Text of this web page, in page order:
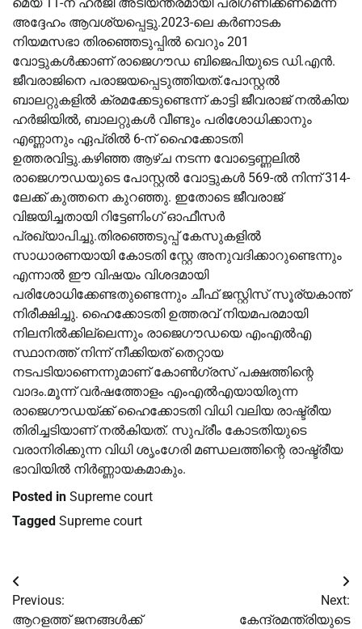
മെയ് 11-ന് ഹര്‍ജി അടിയന്തരമായി പരിഗണിക്കണമെന്ന്
അദ്ദേഹം ആവശ്യപ്പെട്ടു.2023-ലെ കര്‍ണാടക
നിയമസഭാ തിരഞ്ഞെടുപ്പില്‍ വെറും 201
വോട്ടുകള്‍ക്കാണ് രാജെഗൗഡ ബിജെപിയുടെ ഡി.എന്‍.
ജീവരാജിനെ പരാജയപ്പെടുത്തിയത്.പോസ്റ്റല്‍
ബാലറ്റുകളില്‍ ക്രമക്കേടുണ്ടെന്ന് കാട്ടി ജീവരാജ് നല്‍കിയ
ഹര്‍ജിയില്‍, ബാലറ്റുകള്‍ വീണ്ടും പരിശോധിക്കാനും
എണ്ണാനും ഏപ്രില്‍ 6-ന് ഹൈക്കോടതി
ഉത്തരവിട്ടു.കഴിഞ്ഞ ആഴ്ച നടന്ന വോട്ടെണ്ണലില്‍
രാജെഗൗഡയുടെ പോസ്റ്റല്‍ വോട്ടുകള്‍ 569-ല്‍ നിന്ന് 314-
ലേക്ക് കുത്തനെ കുറഞ്ഞു. ഇതോടെ ജീവരാജ്
വിജയിച്ചതായി റിട്ടേണിംഗ് ഓഫീസര്‍
പ്രഖ്യാപിച്ചു.തിരഞ്ഞെടുപ്പ് കേസുകളില്‍
സാധാരണയായി കോടതി സ്റ്റേ അനുവദിക്കാറുണ്ടെന്നും
എന്നാല്‍ ഈ വിഷയം വിശദമായി
പരിശോധിക്കേണ്ടതുണ്ടെന്നും ചീഫ് ജസ്റ്റിസ് സൂര്യകാന്ത്
നിരീക്ഷിച്ചു. ഹൈക്കോടതി ഉത്തരവ് നിയമപരമായി
നിലനില്‍ക്കില്ലെന്നും രാജെഗൗഡയെ എംഎല്‍എ
സ്ഥാനത്ത് നിന്ന് നീക്കിയത് തെറ്റായ
നടപടിയാണെന്നുമാണ് കോണ്‍ഗ്രസ് പക്ഷത്തിന്റെ
വാദം.മൂന്ന് വര്‍ഷത്തോളം എംഎല്‍എയായിരുന്ന
രാജെഗൗഡയ്ക്ക് ഹൈക്കോടതി വിധി വലിയ രാഷ്ട്രീയ
തിരിച്ചടിയാണ് നല്‍കിയത്. സുപ്രീം കോടതിയുടെ
വരാനിരിക്കുന്ന വിധി ശൃംഗേരി മണ്ഡലത്തിന്റെ രാഷ്ട്രീയ
ഭാവിയില്‍ നിര്‍ണ്ണായകമാകും.
Posted in Supreme court
Tagged Supreme court
Post
navigation
Previous:
ആറളത്ത് ജനങ്ങൾക്ക്
Next:
കേന്ദ്രമന്ത്രിയുടെ